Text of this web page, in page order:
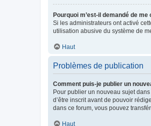
Pourquoi m’est-il demandé de
Si les administrateurs ont activé
utilisation abusive du système de
Haut
Problèmes de publication
Comment puis-je publier un
Pour publier un nouveau sujet
d’être inscrit avant de pouvoir
dans ce forum, vous pouvez
Haut